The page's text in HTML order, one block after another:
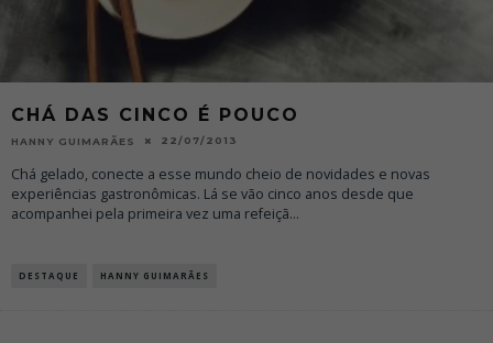
CHÁ DAS CINCO É POUCO
HANNY GUIMARÃES 22/07/2013
Chá gelado, conecte a esse mundo cheio de novidades e novas
experiências gastronômicas. Lá se vão cinco anos desde que
acompanhei pela primeira vez uma refeiçã...
DESTAQUE HANNY GUIMARÃES